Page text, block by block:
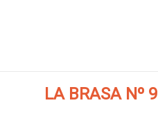
LA BRASA Nº 9